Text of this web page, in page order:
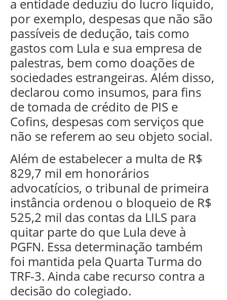
a entidade deduziu do lucro líquido,
por exemplo, despesas que não são
passíveis de dedução, tais como
gastos com Lula e sua empresa de
palestras, bem como doações de
sociedades estrangeiras. Além disso,
declarou como insumos, para fins
de tomada de crédito de PIS e
Cofins, despesas com serviços que
não se referem ao seu objeto social.
Além de estabelecer a multa de R$
829,7 mil em honorários
advocatícios, o tribunal de primeira
instância ordenou o bloqueio de R$
525,2 mil das contas da LILS para
quitar parte do que Lula deve à
PGFN. Essa determinação também
foi mantida pela Quarta Turma do
TRF-3. Ainda cabe recurso contra a
decisão do colegiado.